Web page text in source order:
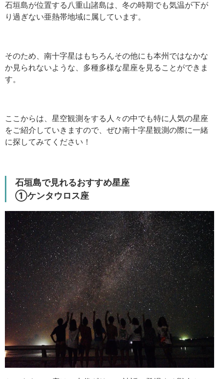
石垣島が位置する八重山諸島は、冬の時期でも気温が下が
り過ぎない亜熱帯地域に属しています。
そのため、南十字星はもちろんその他にも本州ではなかな
か見られないような、多種多様な星座を見ることができま
す。
ここからは、星空観測をする人々の中でも特に人気の星座
をご紹介していきますので、ぜひ南十字星観測の際に一緒
に探してみてください！
石垣島で見れるおすすめ星座
①ケンタウロス座